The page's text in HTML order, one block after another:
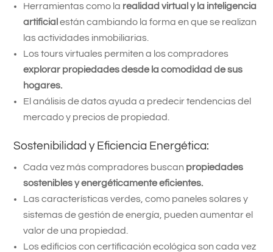
Herramientas como la realidad virtual y la inteligencia
artificialestán cambiando la forma en que se realizan
las actividades inmobiliarias.
Los tours virtuales permiten a los compradores
explorar propiedades desde la comodidad de sus
hogares.
El análisis de datos ayuda a predecir tendencias del
mercado y precios de propiedad.
Sostenibilidad y Eficiencia Energética:
Cada vez más compradores buscan propiedades
sostenibles y energéticamente eficientes.
Las características verdes, como paneles solares y
sistemas de gestión de energía, pueden aumentar el
valor de una propiedad.
Los edificios con certificación ecológica son cada vez